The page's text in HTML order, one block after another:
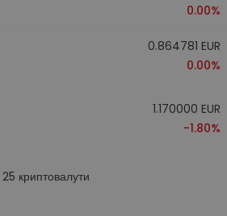
0.00%
0.864781 EUR
0.00%
1.170000 EUR
-1.80%
25 криптовалути